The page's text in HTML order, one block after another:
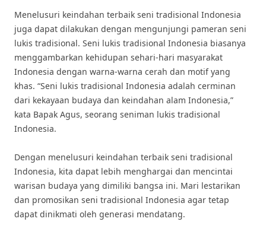
Menelusuri keindahan terbaik seni tradisional Indonesia
juga dapat dilakukan dengan mengunjungi pameran seni
lukis tradisional. Seni lukis tradisional Indonesia biasanya
menggambarkan kehidupan sehari-hari masyarakat
Indonesia dengan warna-warna cerah dan motif yang
khas. “Seni lukis tradisional Indonesia adalah cerminan
dari kekayaan budaya dan keindahan alam Indonesia,”
kata Bapak Agus, seorang seniman lukis tradisional
Indonesia.
Dengan menelusuri keindahan terbaik seni tradisional
Indonesia, kita dapat lebih menghargai dan mencintai
warisan budaya yang dimiliki bangsa ini. Mari lestarikan
dan promosikan seni tradisional Indonesia agar tetap
dapat dinikmati oleh generasi mendatang.